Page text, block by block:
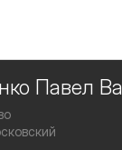
Павел